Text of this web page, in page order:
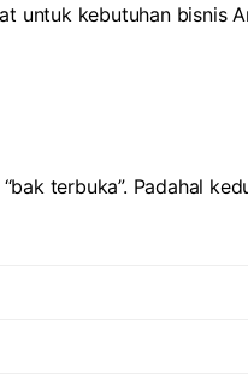
untuk kebutuhan bisnis
terbuka”. Padahal